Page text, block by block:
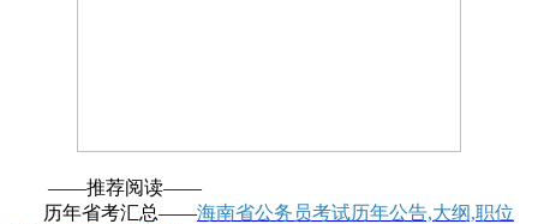
——推荐阅读——
历年省考汇总——海南省公务员考试历年公告,大纲,职位